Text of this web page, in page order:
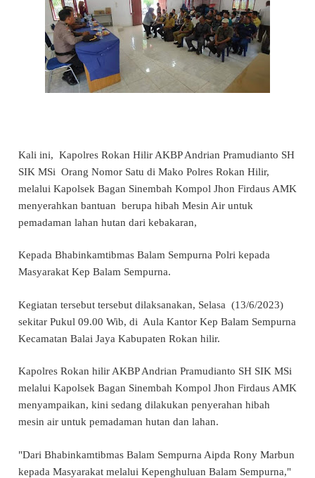
Kali ini, Kapolres Rokan Hilir AKBP Andrian Pramudianto SH
SIK MSi Orang Nomor Satu di Mako Polres Rokan Hilir,
melalui Kapolsek Bagan Sinembah Kompol Jhon Firdaus AMK
menyerahkan bantuan berupa hibah Mesin Air untuk
pemadaman lahan hutan dari kebakaran,
Kepada Bhabinkamtibmas Balam Sempurna Polri kepada
Masyarakat Kep Balam Sempurna.
Kegiatan tersebut tersebut dilaksanakan, Selasa (13/6/2023)
sekitar Pukul 09.00 Wib, di Aula Kantor Kep Balam Sempurna
Kecamatan Balai Jaya Kabupaten Rokan hilir.
Kapolres Rokan hilir AKBP Andrian Pramudianto SH SIK MSi
melalui Kapolsek Bagan Sinembah Kompol Jhon Firdaus AMK
menyampaikan, kini sedang dilakukan penyerahan hibah
mesin air untuk pemadaman hutan dan lahan.
"Dari Bhabinkamtibmas Balam Sempurna Aipda Rony Marbun
kepada Masyarakat melalui Kepenghuluan Balam Sempurna,"